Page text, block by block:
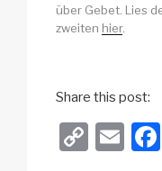
über Gebet. Lies
zweiten hier.
Share this post:
C
E